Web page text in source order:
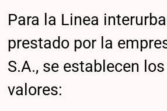
Para la Linea
prestado por la
S.A., se establecen
valores: